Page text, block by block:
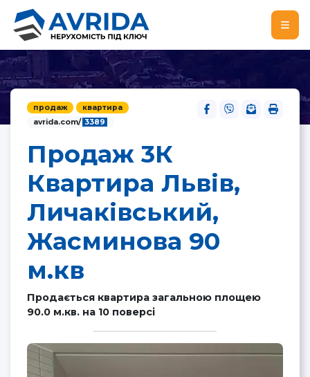
продаж
квартира
avrida.com/ 3389
Продаж 3К
Квартира Львів,
Личаківський,
Жасминова 90
м.кв
Продається квартира загальною площею
90.0 м.кв. на 10 поверсі